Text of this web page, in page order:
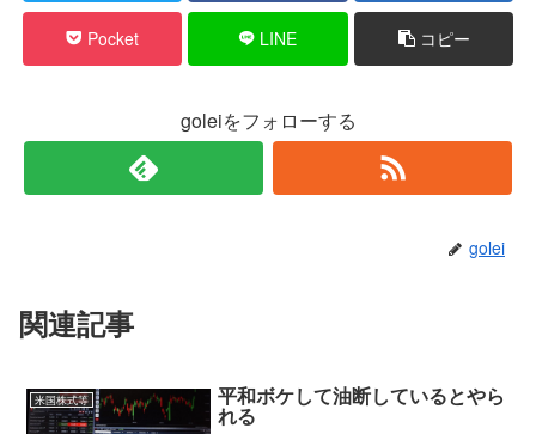
Pocket LINE コピー
goleiをフォローする
golei
関連記事
米国株式等 平和ボケして油断しているとやら
れる